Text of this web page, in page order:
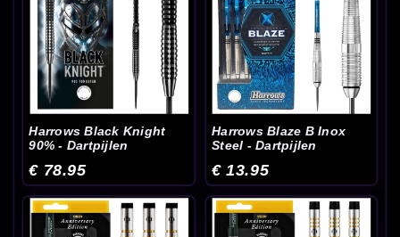
Harrows Black Knight
90% - Dartpijlen
€ 78.95
Harrows Blaze B Inox
Steel - Dartpijlen
€ 13.95